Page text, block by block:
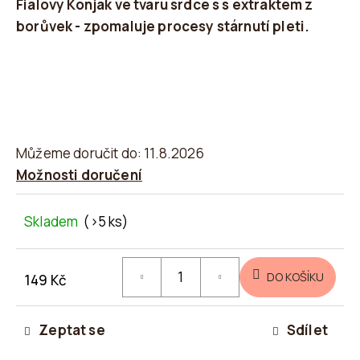
5
hvězdiček.
Fialový Konjak ve tvaru srdce s s extraktem z
borůvek - zpomaluje procesy stárnutí pleti.
Můžeme doručit do: 11.8.2026
Možnosti doručení
Skladem (>5 ks)
149 Kč
Měrná
cena:
DO KOŠÍKU
Zeptat se Sdílet
o
p
u
j
e
e